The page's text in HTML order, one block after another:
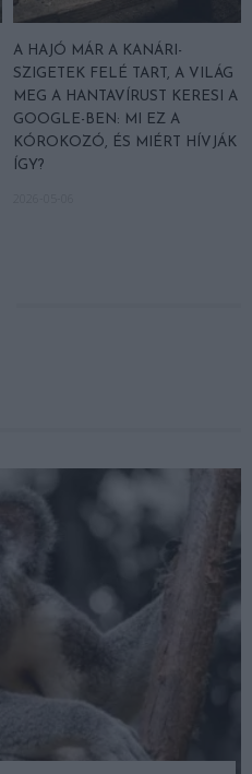
A HAJÓ MÁR A KANÁRI-
SZIGETEK FELÉ TART, A VILÁG
MEG A HANTAVÍRUST KERESI A
GOOGLE-BEN: MI EZ A
KÓROKOZÓ, ÉS MIÉRT HÍVJÁK
ÍGY?